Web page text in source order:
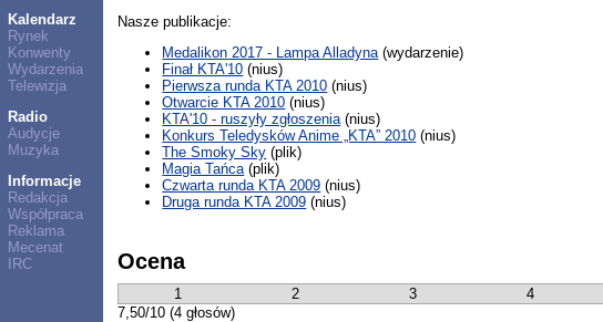
Kalendarz
Rynek
Konwenty
Wydarzenia
Telewizja
Radio
Audycje
Muzyka
Informacje
Redakcja
Współpraca
Reklama
Mecenat
IRC
Nasze publikacje:
Medalikon 2017 - Lampa Alladyna(wydarzenie)
Finał KTA'10 (nius)
Pierwsza runda KTA 2010 (nius)
Otwarcie KTA 2010 (nius)
KTA'10 - ruszyły zgłoszenia(nius)
Konkurs Teledysków Anime „KTA” 2010 (nius)
The Smoky Sky (plik)
Magia Tańca(plik)
Czwarta runda KTA 2009 (nius)
Druga runda KTA 2009 (nius)
Ocena
1 2 3 4
7,50/10 (4 głosów)